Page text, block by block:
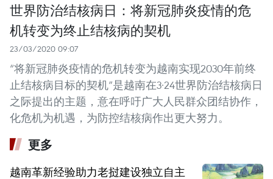
世界防治结核病日：将新冠肺炎疫情的危
机转变为终止结核病的契机
23/03/2020 09:07
“将新冠肺炎疫情的危机转变为越南实现2030年前终
止结核病目标的契机”是越南在3·24世界防治结核病日
之际提出的主题，意在呼吁广大人民群众团结协作，
化危机为机遇，为防控结核病作出更大努力。
更多
越南革新经验助力老挝建设独立自主